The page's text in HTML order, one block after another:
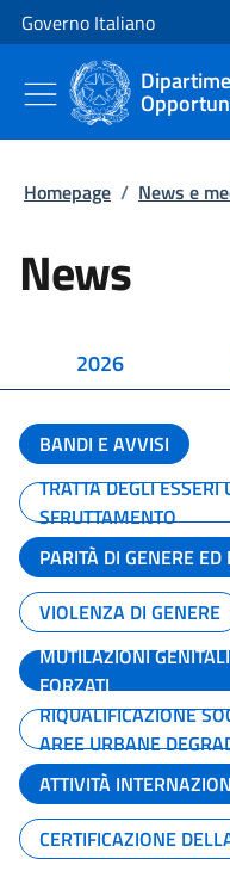
Vai al contenuto
Vai alla navigazione del sito
Governo Italiano
Homepage / News e
News
2026
BANDI E AVVISI
TRATTA DEGLI
SFRUTTAMENTO
PARITÀ DI GENERE
VIOLENZA DI GENERE
MUTILAZIONI
FORZATI
RIQUALIFICAZIONE
AREE URBANE
ATTIVITÀ
CERTIFICAZIONE